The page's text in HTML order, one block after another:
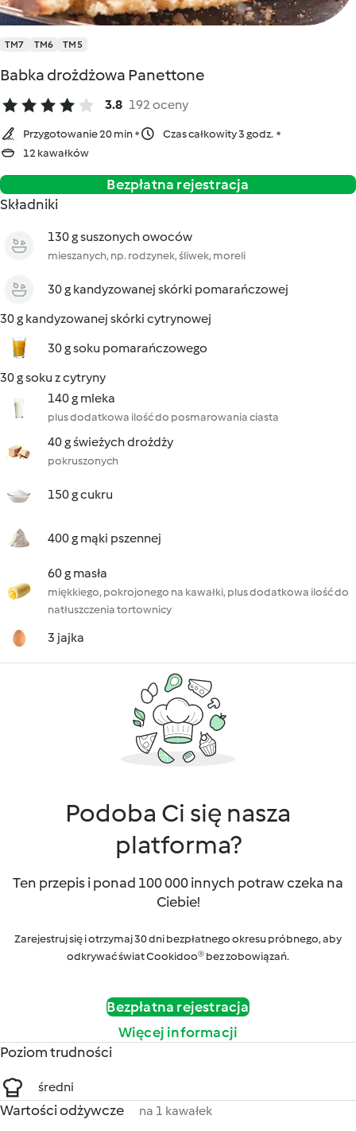
TM7 TM6 TM5
Babka drożdżowa Panettone
3.8 192 oceny
Przygotowanie 20 min
Czas całkowity 3 godz.
12 kawałków
Bezpłatna rejestracja
Składniki
130 g suszonych owoców
mieszanych, np. rodzynek, śliwek, moreli
30 g kandyzowanej skórki pomarańczowej
30 g kandyzowanej skórki cytrynowej
30 g soku pomarańczowego
30 g soku z cytryny
140 g mleka
plus dodatkowa ilość do posmarowania ciasta
40 g świeżych drożdży
pokruszonych
150 g cukru
400 g mąki pszennej
60 g masła
miękkiego, pokrojonego na kawałki, plus dodatkowa ilość do
natłuszczenia tortownicy
3 jajka
Podoba Ci się nasza
platforma?
Ten przepis i ponad 100 000 innych potraw czeka na
Ciebie!
Zarejestruj się i otrzymaj 30 dni bezpłatnego okresu próbnego, aby
odkrywać świat Cookidoo® bez zobowiązań.
Bezpłatna rejestracja
Więcej informacji
Poziom trudności
średni
Wartości odżywcze na 1 kawałek